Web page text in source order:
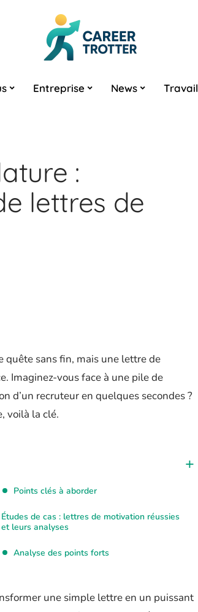
Entreprise News Travail
:
lettres de
quête sans fin, mais une lettre de
Imaginez-vous face à une pile de
d’un recruteur en quelques secondes ?
voilà la clé.
Points clés à aborder
Études de cas : lettres de motivation réussies
et leurs analyses
Analyse des points forts
une simple lettre en un puissant